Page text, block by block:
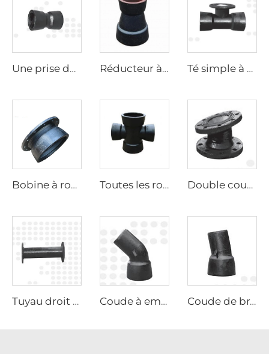
Une prise double Réducteur à double roulement Té simple à roulement double
Bobine à roulement à disque Toutes les roulements croisées Double coude à disque à 11,25°
Tuyau droit à double disque Coude à emboîtement 45° Coude de branchement 11,25°